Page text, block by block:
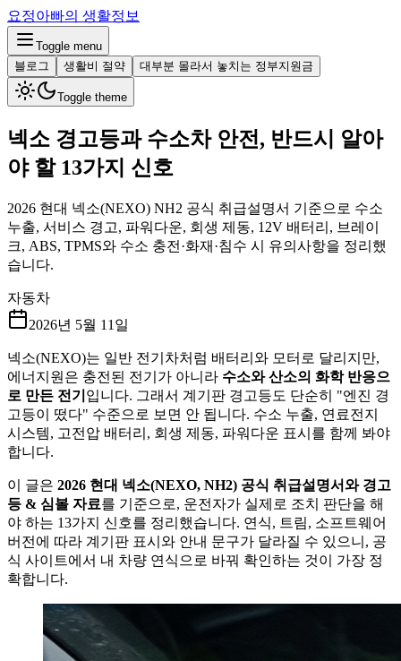
요정아빠의 생활정보
Toggle menu
블로그
생활비 절약 대부분 몰라서 놓치는 정부지원금
Toggle theme
넥소 경고등과 수소차 안전, 반드시 알아
야 할 13가지 신호
2026 현대 넥소(NEXO) NH2 공식 취급설명서 기준으로 수소
누출, 서비스 경고, 파워다운, 회생 제동, 12V 배터리, 브레이
크, ABS, TPMS와 수소 충전·화재·침수 시 유의사항을 정리했
습니다.
자동차
2026년 5월 11일
넥소(NEXO)는 일반 전기차처럼 배터리와 모터로 달리지만,
에너지원은 충전된 전기가 아니라 수소와 산소의 화학 반응으
로 만든 전기 입니다. 그래서 계기판 경고등도 단순히 "엔진 경
고등이 떴다" 수준으로 보면 안 됩니다. 수소 누출, 연료전지
시스템, 고전압 배터리, 회생 제동, 파워다운 표시를 함께 봐야
합니다.
이 글은 2026 현대 넥소(NEXO, NH2) 공식 취급설명서와 경고
등 & 심볼 자료를 기준으로, 운전자가 실제로 조치 판단을 해
야 하는 13가지 신호를 정리했습니다. 연식, 트림, 소프트웨어
버전에 따라 계기판 표시와 안내 문구가 달라질 수 있으니, 공
식 사이트에서 내 차량 연식으로 바꿔 확인하는 것이 가장 정
확합니다.